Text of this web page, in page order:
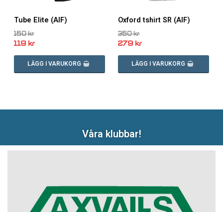
Lägg till i favoritlistan
Lägg till i favoritlistan
Tube Elite (AIF)
150 kr
119 kr
LÄGG I VARUKORG
Oxford tshirt SR (AIF)
350 kr
279 kr
LÄGG I VARUKORG
Våra klubbar!